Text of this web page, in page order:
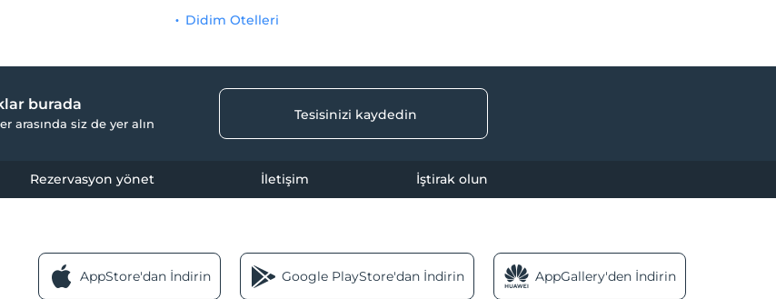
Didim Otelleri
burada
arasında siz de yer alın
Tesisinizi kaydedin
Rezervasyon yönet İletişim İştirak olun
AppStore'dan İndirin Google PlayStore'dan İndirin AppGallery'den İndirin